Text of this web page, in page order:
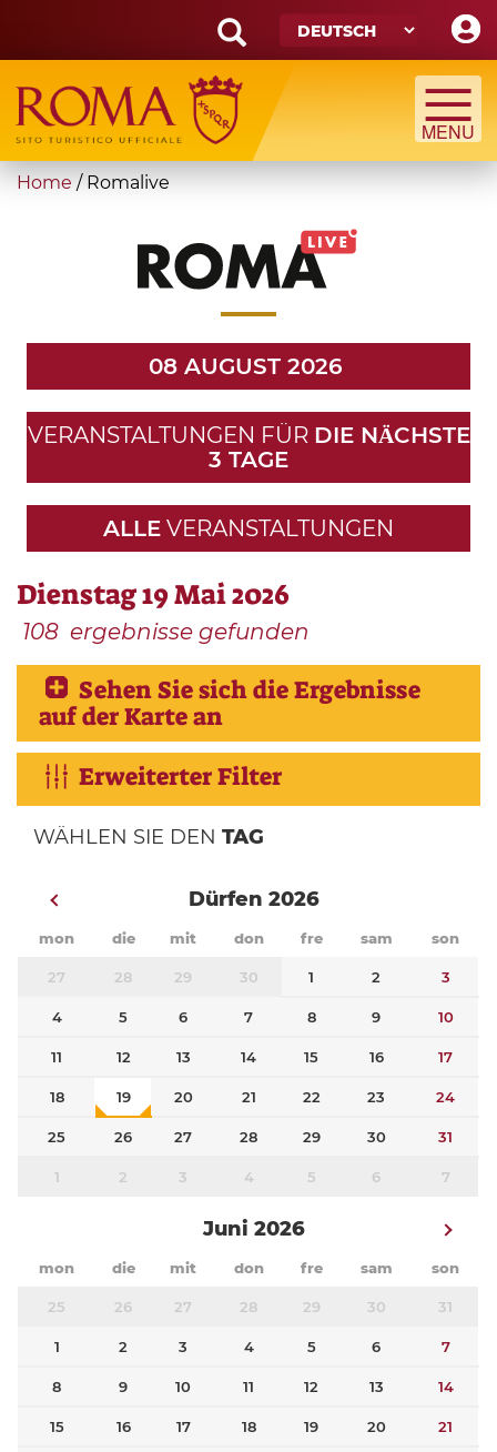
main
content
Search
form
Suche
You
Home / Romalive
08 AUGUST 2026
VERANSTALTUNGEN FÜR DIE NӒCHSTE
3 TAGE
ALLE VERANSTALTUNGEN
Dienstag 19 Mai 2026
108 ergebnisse gefunden
Sehen Sie sich die Ergebnisse
auf der Karte an
Erweiterter Filter
WÄHLEN SIE DEN TAG
Dürfen 2026
mon die mit don fre sam son
27 28 29 30 1 2 3
4 5 6 7 8 9 10
11 12 13 14 15 16 17
18 19 20 21 22 23 24
25 26 27 28 29 30 31
1 2 3 4 5 6 7
Juni 2026
mon die mit don fre sam son
25 26 27 28 29 30 31
1 2 3 4 5 6 7
8 9 10 11 12 13 14
15 16 17 18 19 20 21